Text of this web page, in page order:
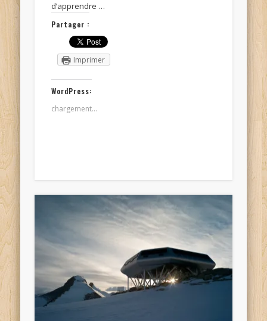
d’apprendre …
Partager :
Imprimer
WordPress:
chargement…